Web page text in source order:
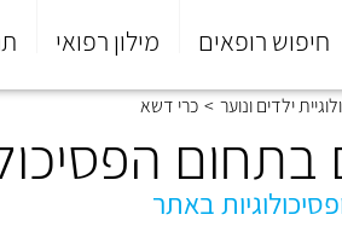
חיפוש רופאים מילון רפואי
ילדים ונוער > כרי דשא
בתחום